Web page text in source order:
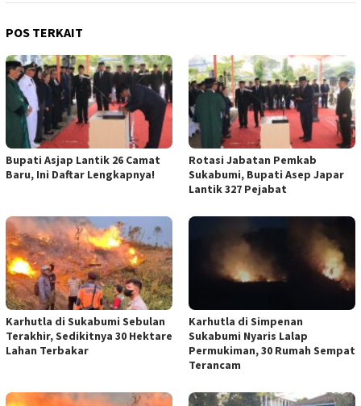
POS TERKAIT
Bupati Asjap Lantik 26 Camat
Baru, Ini Daftar Lengkapnya!
Rotasi Jabatan Pemkab
Sukabumi, Bupati Asep Japar
Lantik 327 Pejabat
Karhutla di Sukabumi Sebulan
Terakhir, Sedikitnya 30 Hektare
Lahan Terbakar
Karhutla di Simpenan
Sukabumi Nyaris Lalap
Permukiman, 30 Rumah Sempat
Terancam